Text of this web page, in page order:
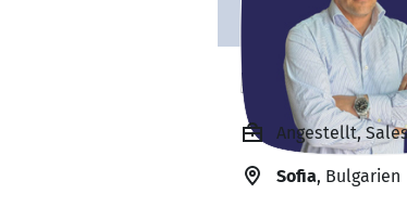
Kalojan
Angestellt,
Sofia, Bulgarien